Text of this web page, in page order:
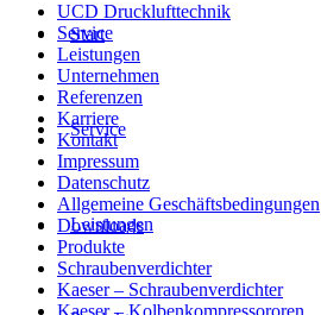
Start
Service
Leistungen
UCD Drucklufttechnik
Service
Leistungen
Unternehmen
Referenzen
Karriere
Kontakt
Impressum
Datenschutz
Allgemeine Geschäftsbedingungen
Downloads
Produkte
Schraubenverdichter
Kaeser – Schraubenverdichter